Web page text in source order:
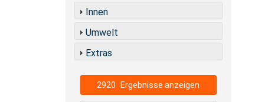
Innen
Umwelt
Extras
2920 Ergebnisse anzeigen